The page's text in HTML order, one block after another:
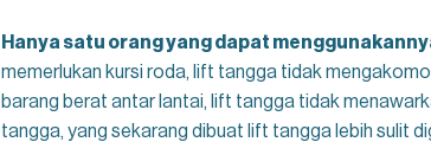
Hanya satu orang yang dapat
memerlukan kursi roda, lift tangga tidak
barang berat antar lantai, lift tangga tidak
tangga, yang sekarang dibuat lift tangga lebih sulit